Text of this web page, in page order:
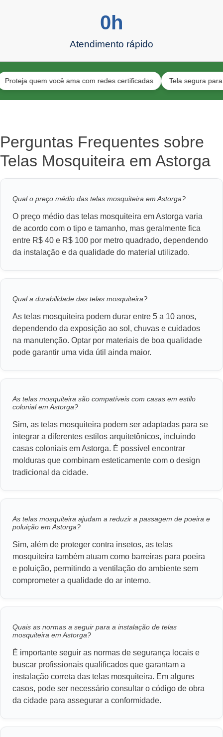
Atendimento rápido
0h
quem você ama com redes certificadas Tela segura para
Perguntas Frequentes sobre
Telas Mosquiteira em Astorga
Qual o preço médio das telas mosquiteira em Astorga?
O preço médio das telas mosquiteira em Astorga varia
de acordo com o tipo e tamanho, mas geralmente fica
entre R$ 40 e R$ 100 por metro quadrado, dependendo
da instalação e da qualidade do material utilizado.
Qual a durabilidade das telas mosquiteira?
As telas mosquiteira podem durar entre 5 a 10 anos,
dependendo da exposição ao sol, chuvas e cuidados
na manutenção. Optar por materiais de boa qualidade
pode garantir uma vida útil ainda maior.
As telas mosquiteira são compatíveis com casas em estilo
colonial em Astorga?
Sim, as telas mosquiteira podem ser adaptadas para se
integrar a diferentes estilos arquitetônicos, incluindo
casas coloniais em Astorga. É possível encontrar
molduras que combinam esteticamente com o design
tradicional da cidade.
As telas mosquiteira ajudam a reduzir a passagem de poeira e
poluição em Astorga?
Sim, além de proteger contra insetos, as telas
mosquiteira também atuam como barreiras para poeira
e poluição, permitindo a ventilação do ambiente sem
comprometer a qualidade do ar interno.
Quais as normas a seguir para a instalação de telas
mosquiteira em Astorga?
É importante seguir as normas de segurança locais e
buscar profissionais qualificados que garantam a
instalação correta das telas mosquiteira. Em alguns
casos, pode ser necessário consultar o código de obra
da cidade para assegurar a conformidade.